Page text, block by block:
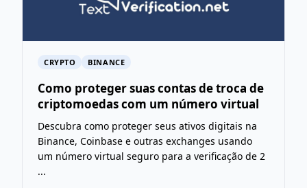
CRYPTO BINANCE
Como proteger suas contas de troca de
criptomoedas com um número virtual
Descubra como proteger seus ativos digitais na
Binance, Coinbase e outras exchanges usando
um número virtual seguro para a verificação de 2
...